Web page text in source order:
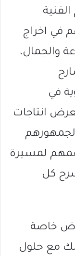
في اخراج
والجمال،
في
انتاجات
لمسيرة
كل
خاصة
مع حلول